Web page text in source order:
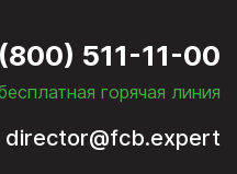
511-11-00
горячая линия
director@fcb.expert